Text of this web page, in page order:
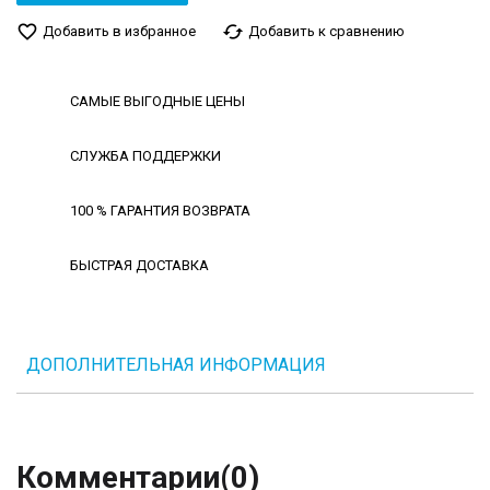
favorite_border Добавить в избранное cached Добавить к сравнению
САМЫЕ ВЫГОДНЫЕ ЦЕНЫ
СЛУЖБА ПОДДЕРЖКИ
100 % ГАРАНТИЯ ВОЗВРАТА
БЫСТРАЯ ДОСТАВКА
ДОПОЛНИТЕЛЬНАЯ ИНФОРМАЦИЯ
Комментарии(0)